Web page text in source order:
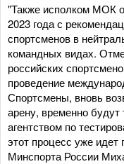
"Также исполком МОК
2023 года с
спортсменов в
командных видах.
российских
проведение
Спортсмены, вновь
арену, временно
агентством по
этот процесс уже
Минспорта России